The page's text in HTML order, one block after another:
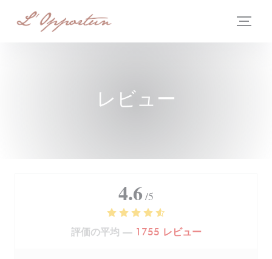
レビュー
4.6 /5
評価の平均 — 1755 レビュー